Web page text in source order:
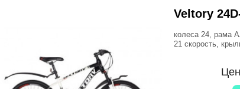
Veltory
колеса 24, рама
21 скорость,